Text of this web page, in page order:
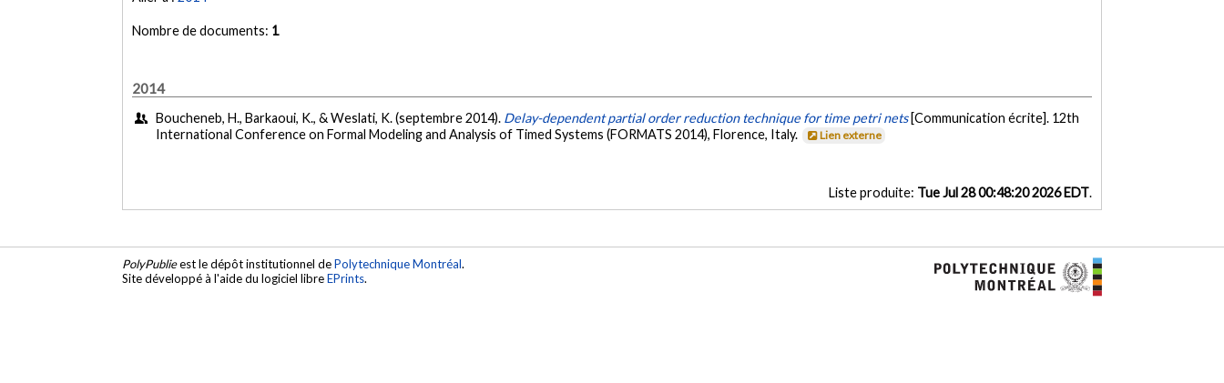
Nombre de documents: 1
2014
Boucheneb, H., Barkaoui, K., & Weslati, K. (septembre 2014). Delay-dependent partial order reduction technique for time petri nets [Communication écrite]. 12th
International Conference on Formal Modeling and Analysis of Timed Systems (FORMATS 2014), Florence, Italy.
Lien externe
Liste produite: Tue Jul 28 00:48:20 2026 EDT.
PolyPublieest le dépôt institutionnel dePolytechnique Montréal.
Site développé à l'aide du logiciel libreEPrints.